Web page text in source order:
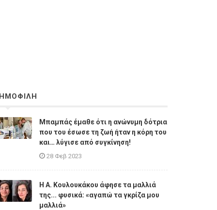
Μπαμπάς έμαθε ότι η ανώνυμη δότρια
που του έσωσε τη ζωή ήταν η κόρη του
και… λύγισε από συγκίνηση!
28 Φεβ 2023
Η A. Κουλουκάκου άφησε τα μαλλιά
της... φυσικά: «αγαπώ τα γκρίζα μου
μαλλιά»